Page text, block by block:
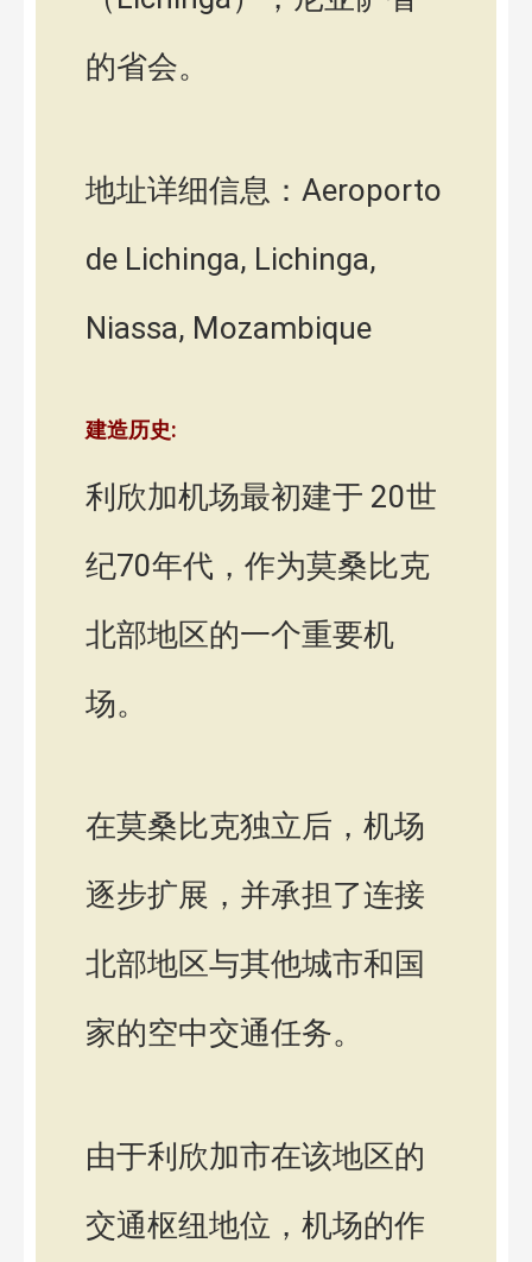
的省会。
地址详细信息：Aeroporto
de Lichinga, Lichinga,
Niassa, Mozambique
建造历史:
利欣加机场最初建于 20世
纪70年代，作为莫桑比克
北部地区的一个重要机
场。
在莫桑比克独立后，机场
逐步扩展，并承担了连接
北部地区与其他城市和国
家的空中交通任务。
由于利欣加市在该地区的
交通枢纽地位，机场的作